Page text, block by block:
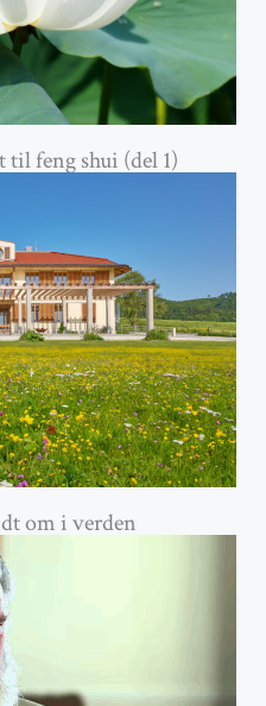
feng shui (del 1)
om i verden